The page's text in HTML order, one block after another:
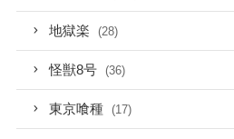
地獄楽 (28)
怪獣8号 (36)
東京喰種 (17)